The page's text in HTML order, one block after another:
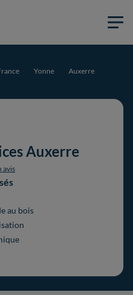
Yonne
Auxerre
Auxerre
avis
au bois